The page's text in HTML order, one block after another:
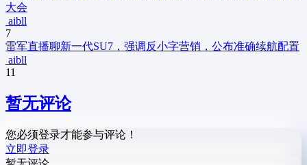
大会
aibll
7
雷军直播聊新一代SU7，强调反小字营销，公布准确续航配置
aibll
11
暂无评论
您必须登录才能参与评论！
立即登录